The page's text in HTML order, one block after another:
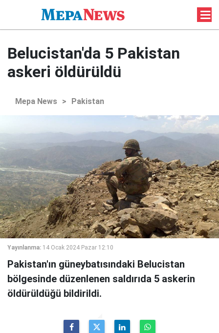
Belucistan'da 5 Pakistan
askeri öldürüldü
Mepa News > Pakistan
Yayınlanma: 14 Ocak 2024 Pazar 12:10
Pakistan'ın güneybatısındaki Belucistan
bölgesinde düzenlenen saldırıda 5 askerin
öldürüldüğü bildirildi.